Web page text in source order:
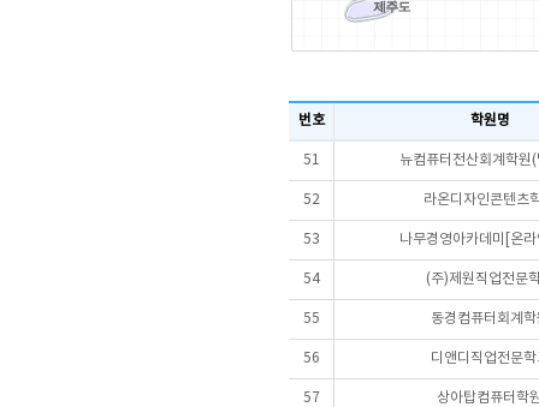
번호 학원명
51 뉴컴퓨터전산회계학원
52 라온디자인콘텐츠
53 나무경영아카데미[온
54 (주)제원직업전문
55 동경컴퓨터회계학
56 디앤디직업전문학
57 상아탑컴퓨터학